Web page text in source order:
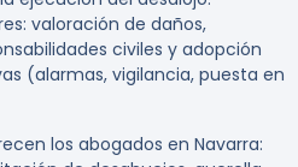
valoración de daños,
civiles y adopción
(alarmas, vigilancia, puesta en
los abogados en Navarra: